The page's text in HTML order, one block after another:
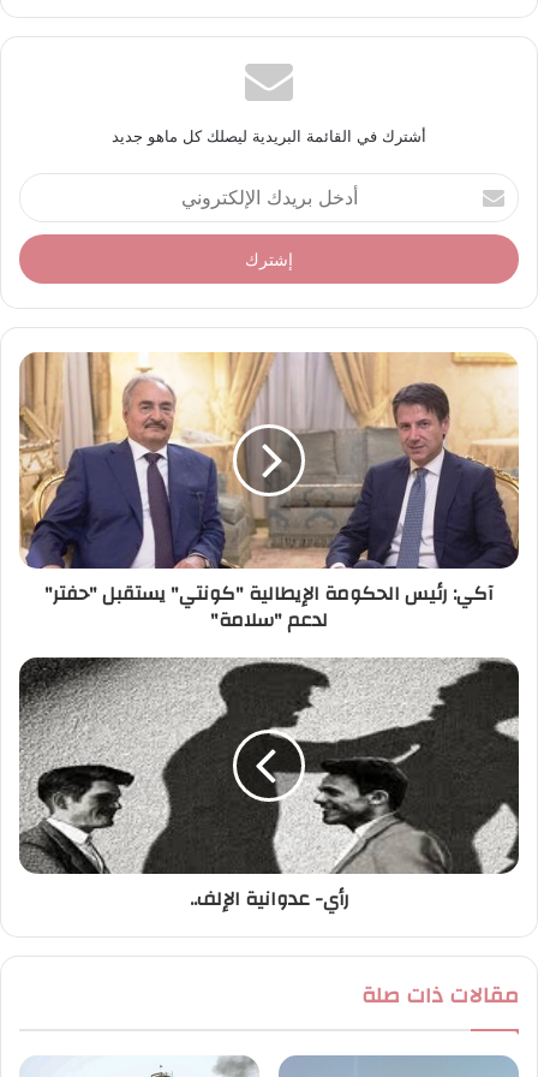
أشترك في القائمة البريدية ليصلك كل ماهو جديد
أ
د
خ
ل
ر
د
ا
ل
إ
ل
ك
ت
ر
آكي: رئيس الحكومة الإيطالية "كونتي" يستقبل "حفتر"
لدعم "سلامة"
رأي- عدوانية الإلف..
مقالات ذات صلة